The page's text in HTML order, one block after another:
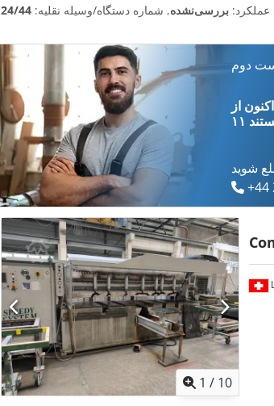
عملکرد: بررسی‌نشده, شماره دستگاه/وسیله نقلیه: 24/44
دوم
شوید
+44
1 / 10